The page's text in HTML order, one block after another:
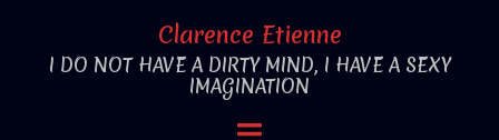
contenu
Clarence Etienne
I DO NOT HAVE A DIRTY MIND, I HAVE A SEXY
IMAGINATION
Ouvrir/fermer